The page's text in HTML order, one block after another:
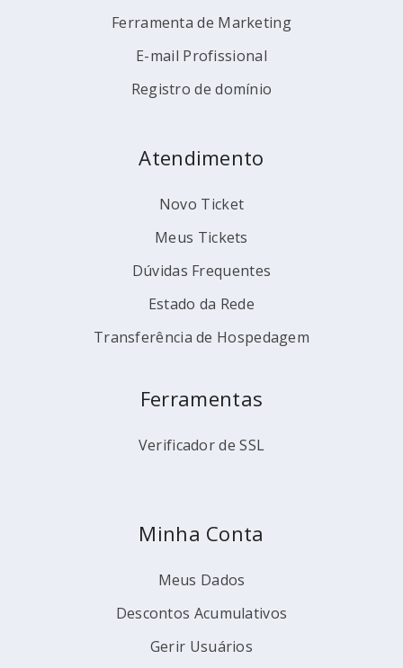
Ferramenta de Marketing
E-mail Profissional
Registro de domínio
Atendimento
Novo Ticket
Meus Tickets
Dúvidas Frequentes
Estado da Rede
Transferência de Hospedagem
Ferramentas
Verificador de SSL
Minha Conta
Meus Dados
Descontos Acumulativos
Gerir Usuários